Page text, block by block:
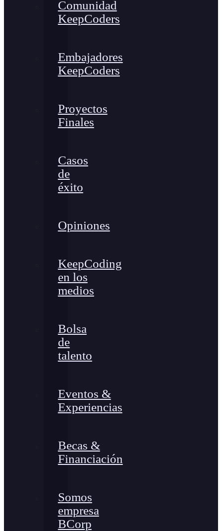
Comunidad
KeepCoders
Embajadores
KeepCoders
Proyectos
Finales
Casos
de
éxito
Opiniones
KeepCoding
en los
medios
Bolsa
de
talento
Eventos &
Experiencias
Becas &
Financiación
Somos
empresa
BCorp